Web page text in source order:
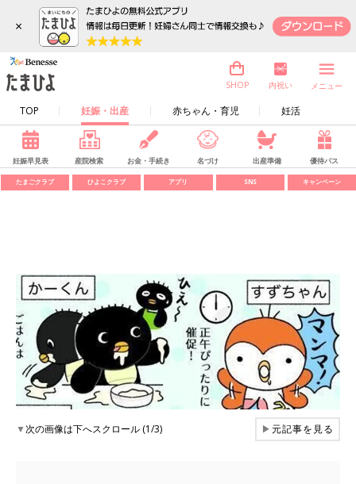
×
TOP 妊娠・出産 赤ちゃん・育児 妊活
SHOP 内祝い メニュー
妊娠早見表 産院検索 お金・手続き 名づけ 出産準備 優待パス
たまごクラブ ひよこクラブ アプリ SNS キャンペーン
▼次の画像は下へスクロール (1/3) ▶元記事を見る